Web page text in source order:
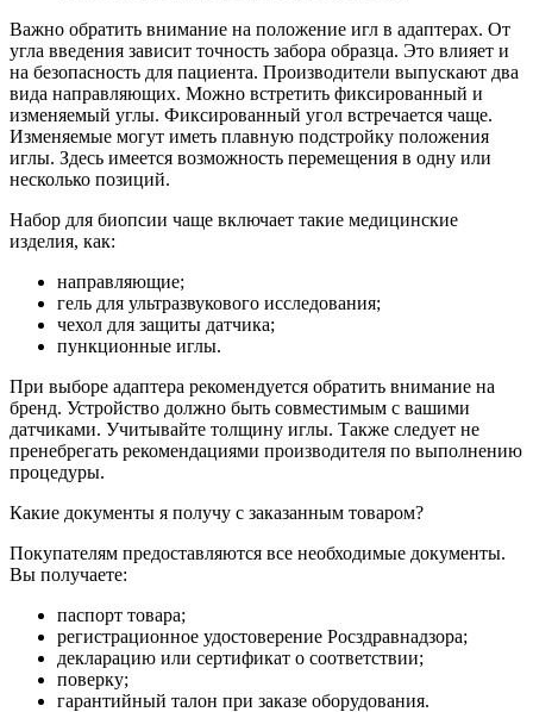
Важно обратить внимание на положение игл в адаптерах. От
угла введения зависит точность забора образца. Это влияет и
на безопасность для пациента. Производители выпускают два
вида направляющих. Можно встретить фиксированный и
изменяемый углы. Фиксированный угол встречается чаще.
Изменяемые могут иметь плавную подстройку положения
иглы. Здесь имеется возможность перемещения в одну или
несколько позиций.
Набор для биопсии чаще включает такие медицинские
изделия, как:
направляющие;
гель для ультразвукового исследования;
чехол для защиты датчика;
пункционные иглы.
При выборе адаптера рекомендуется обратить внимание на
бренд. Устройство должно быть совместимым с вашими
датчиками. Учитывайте толщину иглы. Также следует не
пренебрегать рекомендациями производителя по выполнению
процедуры.
Какие документы я получу с заказанным товаром?
Покупателям предоставляются все необходимые документы.
Вы получаете:
паспорт товара;
регистрационное удостоверение Росздравнадзора;
декларацию или сертификат о соответствии;
поверку;
гарантийный талон при заказе оборудования.